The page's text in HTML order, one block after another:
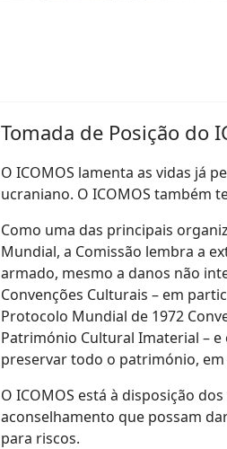
Tomada de Posição do
O ICOMOS lamenta as vidas já
ucraniano. O ICOMOS também
Como uma das principais
Mundial, a Comissão lembra a
armado, mesmo a danos não
Convenções Culturais – em
Protocolo Mundial de 1972
Património Cultural Imaterial –
preservar todo o património,
O ICOMOS está à disposição
aconselhamento que possam
para riscos.